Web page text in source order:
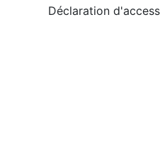
Déclaration